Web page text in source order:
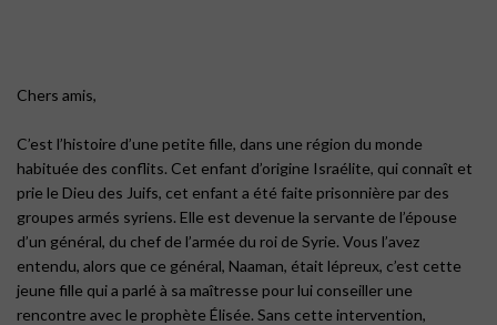
Chers amis,
C’est l’histoire d’une petite fille, dans une région du monde
habituée des conflits. Cet enfant d’origine Israélite, qui connaît et
prie le Dieu des Juifs, cet enfant a été faite prisonnière par des
groupes armés syriens. Elle est devenue la servante de l’épouse
d’un général, du chef de l’armée du roi de Syrie. Vous l’avez
entendu, alors que ce général, Naaman, était lépreux, c’est cette
jeune fille qui a parlé à sa maîtresse pour lui conseiller une
rencontre avec le prophète Élisée. Sans cette intervention,